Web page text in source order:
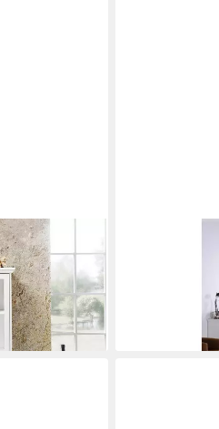
4 Türen
Vitrine Vitrine
Landhausstil
lieferbar in 9